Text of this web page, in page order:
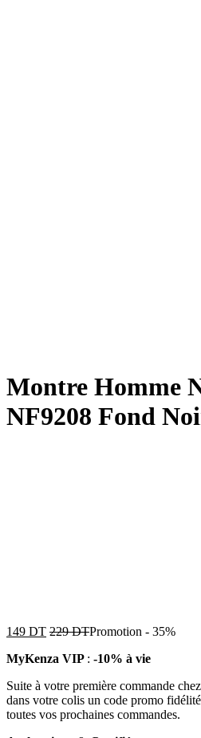
Montre Homme
NF9208 Fond
149 DT 229DTPromotion - 35%
MyKenza VIP : -10% à vie
Suite à votre première commande
dans votre colis un code promo
toutes vos prochaines commandes.